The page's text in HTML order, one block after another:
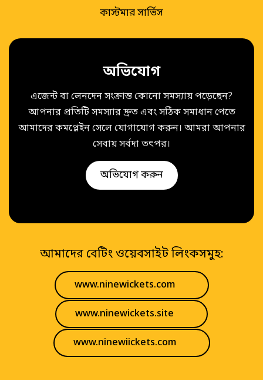
কাস্টমার সার্ভিস
অভিযোগ
এজেন্ট বা লেনদেন সংক্রান্ত কোনো সমস্যায় পড়েছেন?
আপনার প্রতিটি সমস্যার দ্রুত এবং সঠিক সমাধান পেতে
আমাদের কমপ্লেইন সেলে যোগাযোগ করুন। আমরা আপনার
সেবায় সর্বদা তৎপর।
অভিযোগ করুন
আমাদের বেটিং ওয়েবসাইট লিংকসমুহ:
www.ninewickets.com
www.ninewickets.site
www.ninewiickets.com